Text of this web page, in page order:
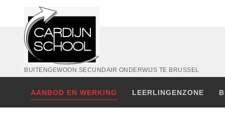
BUITENGEWOON SECUNDAIR ONDERWIJS TE BRUSSEL
AANBOD EN WERKING LEERLINGENZONE